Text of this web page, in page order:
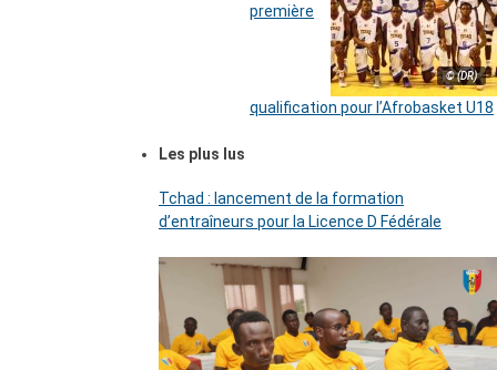
© (DR)
première
qualification pour l’Afrobasket U18
Les plus lus
Tchad : lancement de la formation
d’entraîneurs pour la Licence D Fédérale